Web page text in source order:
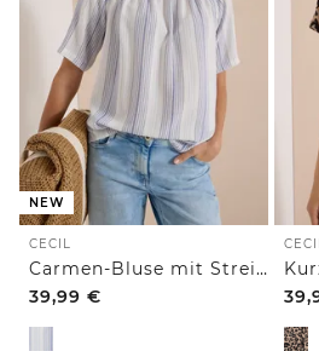
NEW
CECIL
Carmen-Bluse mit Streifenmuster
39,99 €
CECIL